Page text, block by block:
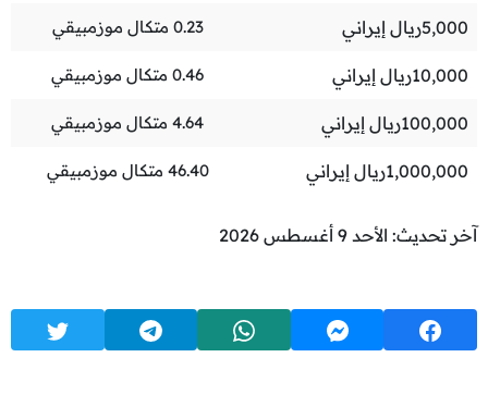
5,000ريال إيراني 0.23 متكال موزمبيقي
10,000ريال إيراني 0.46 متكال موزمبيقي
100,000ريال إيراني 4.64 متكال موزمبيقي
1,000,000ريال إيراني 46.40 متكال موزمبيقي
آخر تحديث: الأحد 9 أغسطس 2026